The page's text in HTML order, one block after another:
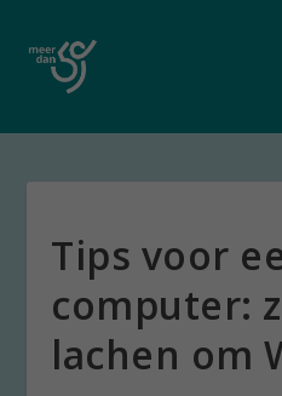
Tips voor
computer:
lachen om